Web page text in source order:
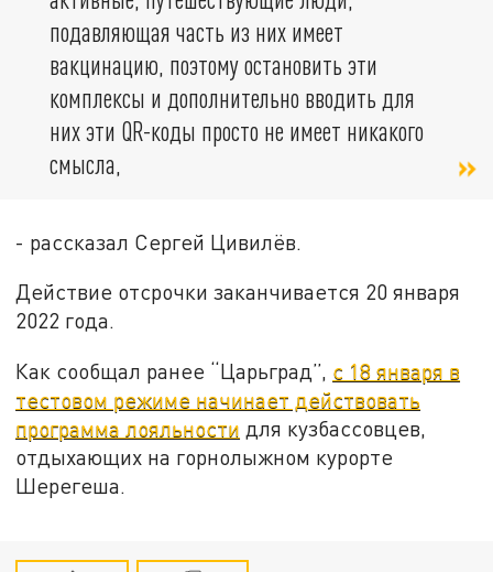
подавляющая часть из них имеет
вакцинацию, поэтому остановить эти
комплексы и дополнительно вводить для
них эти QR-коды просто не имеет никакого
смысла,
- рассказал Сергей Цивилёв.
Действие отсрочки заканчивается 20 января
2022 года.
Как сообщал ранее “Царьград”, с 18 января в
тестовом режиме начинает действовать
программа лояльности для кузбассовцев,
отдыхающих на горнолыжном курорте
Шерегеша.